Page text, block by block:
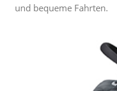
und bequeme Fahrten.